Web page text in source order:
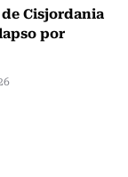
Cisjordania
por